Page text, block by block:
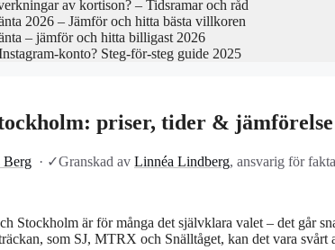
av kortison? – Tidsramar och råd
2026 – Jämför och hitta bästa villkoren
– jämför och hitta billigast 2026
konto? Steg-för-steg guide 2025
priser, tider & jämförelse
Berg · ✓Granskad av Linnéa Lindberg, ansvarig för
Stockholm är för många det självklara valet – det går
som SJ, MTRX och Snälltåget, kan det vara svårt